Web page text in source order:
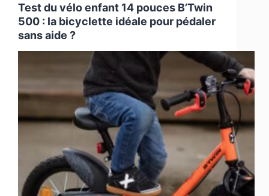
Test du vélo enfant 14 pouces B’Twin
500 : la bicyclette idéale pour pédaler
sans aide ?